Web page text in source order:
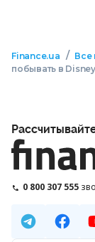
Finance.ua / Все
побывать в
0 800 307 555